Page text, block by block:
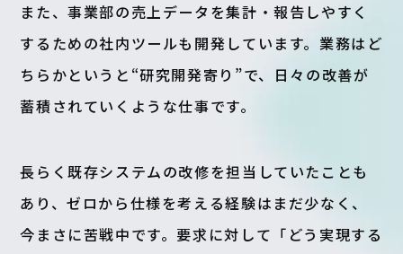
また、事業部の売上データを集計・報告しやすく
するための社内ツールも開発しています。業務はど
ちらかというと“研究開発寄り”で、日々の改善が
蓄積されていくような仕事です。
長らく既存システムの改修を担当していたことも
あり、ゼロから仕様を考える経験はまだ少なく、
今まさに苦戦中です。要求に対して「どう実現する